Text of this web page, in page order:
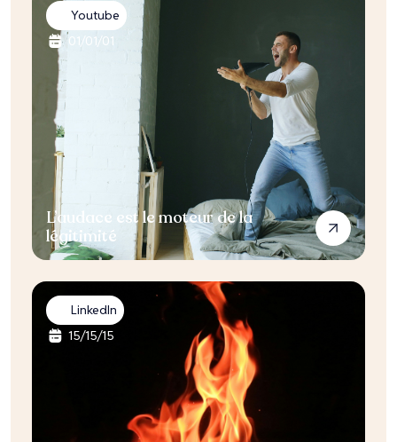
Youtube
01/01/01
L’audace est le moteur de la
légitimité
LinkedIn
15/15/15